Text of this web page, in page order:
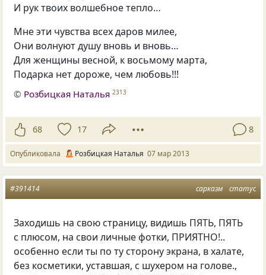
И рук твоих волшебное тепло…
Мне эти чувства всех даров милее,
Они волнуют душу вновь и вновь…
Для женщины весной, к восьмому марта,
Подарка нет дороже, чем любовь!!!
© Розбицкая Наталья 2313
68 17 8
Опубликовала Розбицкая Наталья 07 мар 2013
сарказм статус
#391414
Заходишь на свою страницу, видишь ПЯТЬ, ПЯТЬ
с плюсом, на свои личные фотки, ПРИЯТНО!..
особенно если ты по ту сторону экрана, в халате,
без косметики, уставшая, с шухером на голове.,